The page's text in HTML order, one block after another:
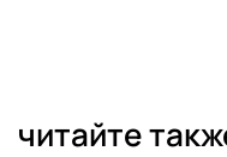
читайте